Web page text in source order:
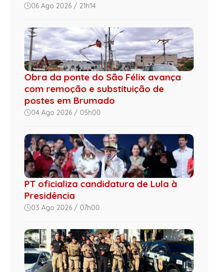
06 Ago 2026 / 21h14
Obra da ponte do São Félix avança
com remoção e substituição de
postes em Brumado
04 Ago 2026 / 05h00
PT oficializa candidatura de Lula à
Presidência
03 Ago 2026 / 07h00